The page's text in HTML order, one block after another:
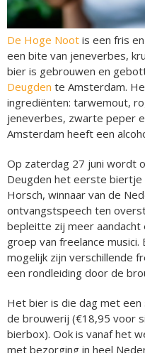
De Hoge Noot is een fris
een bite van jeneverbes,
bier is gebrouwen en
Deugden te Amsterdam.
ingrediënten: tarwemout,
jeneverbes, zwarte peper
Amsterdam heeft een
Op zaterdag 27 juni wordt
Deugden het eerste biertje
Horsch, winnaar van de
ontvangstspeech ten
bepleitte zij meer
groep van freelance
mogelijk zijn verschillende
een rondleiding door de
Het bier is die dag met
de brouwerij (€18,95 voor
bierbox). Ook is vanaf het
met bezorging in heel